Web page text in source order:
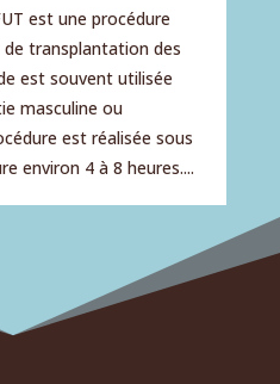
est une procédure
transplantation des
est souvent utilisée
masculine ou
est réalisée sous
environ 4 à 8 heures....